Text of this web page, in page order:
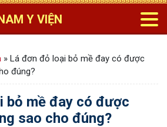
Y VIỆN
» Lá đơn đỏ loại bỏ mề đay có được
đúng?
bỏ mề đay có được
sao cho đúng?